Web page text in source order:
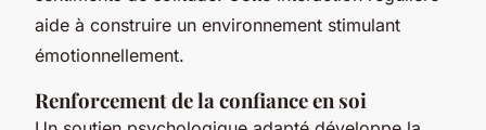
aide à construire un environnement stimulant
émotionnellement.
Renforcement de la confiance en soi